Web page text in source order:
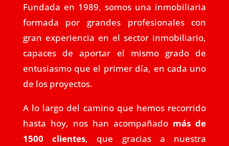
Fundada en 1989, somos una inmobiliaria
formada por grandes profesionales con
gran experiencia en el sector inmobiliario,
capaces de aportar el mismo grado de
entusiasmo que el primer día, en cada uno
de los proyectos.
A lo largo del camino que hemos recorrido
hasta hoy, nos han acompañado más de
1500 clientes, que gracias a nuestra